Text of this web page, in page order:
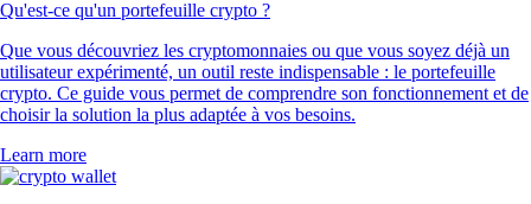
Qu'est-ce qu'un portefeuille crypto ?
Que vous découvriez les cryptomonnaies ou que vous soyez déjà un
utilisateur expérimenté, un outil reste indispensable : le portefeuille
crypto. Ce guide vous permet de comprendre son fonctionnement et de
choisir la solution la plus adaptée à vos besoins.
Learn more